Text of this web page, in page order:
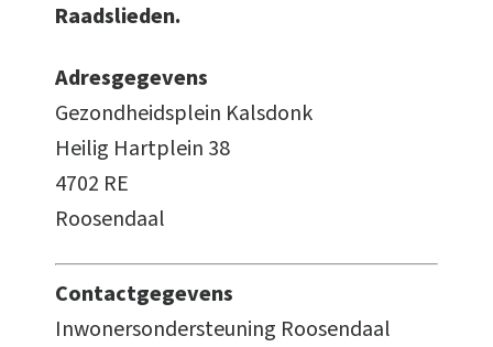
Raadslieden.
Adresgegevens
Gezondheidsplein Kalsdonk
Heilig Hartplein 38
4702 RE
Roosendaal
Contactgegevens
Inwonersondersteuning Roosendaal